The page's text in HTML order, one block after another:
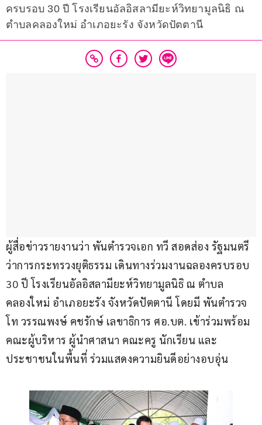
ครบรอบ 30 ปี โรงเรียนอัลอิสลามียะห์วิทยามูลนิธิ ณ
ตำบลคลองใหม่ อำเภอยะรัง จังหวัดปัตตานี
ผู้สื่อข่าวรายงานว่า พันตำรวจเอก ทวี สอดส่อง รัฐมนตรี
ว่าการกระทรวงยุติธรรม เดินทางร่วมงานฉลองครบรอบ
30 ปี โรงเรียนอัลอิสลามียะห์วิทยามูลนิธิ ณ ตำบล
คลองใหม่ อำเภอยะรัง จังหวัดปัตตานี โดยมี พันตำรวจ
โท วรรณพงษ์ คชรักษ์ เลขาธิการ ศอ.บต. เข้าร่วมพร้อม
คณะผู้บริหาร ผู้นำศาสนา คณะครู นักเรียน และ
ประชาชนในพื้นที่ ร่วมแสดงความยินดีอย่างอบอุ่น